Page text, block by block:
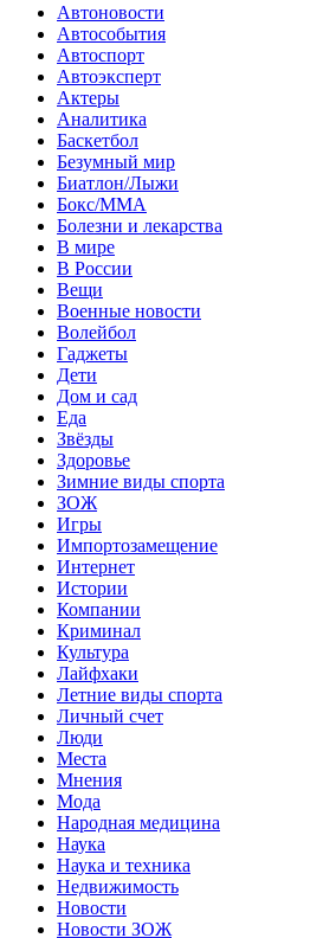
Автоновости
Автособытия
Автоспорт
Автоэксперт
Актеры
Аналитика
Баскетбол
Безумный мир
Биатлон/Лыжи
Бокс/MMA
Болезни и лекарства
В мире
В России
Вещи
Военные новости
Волейбол
Гаджеты
Дети
Дом и сад
Еда
Звёзды
Здоровье
Зимние виды спорта
ЗОЖ
Игры
Импортозамещение
Интернет
Истории
Компании
Криминал
Культура
Лайфхаки
Летние виды спорта
Личный счет
Люди
Места
Мнения
Мода
Народная медицина
Наука
Наука и техника
Недвижимость
Новости
Новости ЗОЖ